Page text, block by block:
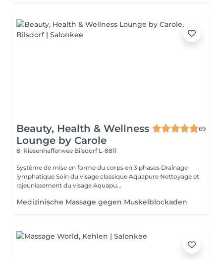
Beauty, Health & Wellness
Lounge by Carole
69
8, Riesenhafferwee Bilsdorf L-8811
Système de mise en forme du corps en 3 phases Drainage
lymphatique Soin du visage classique Aquapure Nettoyage et
rajeunissement du visage Aquapu...
Medizinische Massage gegen Muskelblockaden